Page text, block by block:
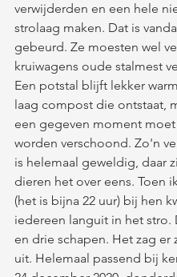
verwijderden en een hele
strolaag maken. Dat is
gebeurd. Ze moesten wel
kruiwagens oude stalmest
Een potstal blijft lekker
laag compost die ontstaat,
een gegeven moment
worden verschoond. Zo'n
is helemaal geweldig, daar
dieren het over eens. Toen
(het is bijna 22 uur) bij hen
iedereen languit in het stro.
en drie schapen. Het zag er
uit. Helemaal passend bij